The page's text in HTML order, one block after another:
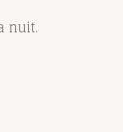
nuit.